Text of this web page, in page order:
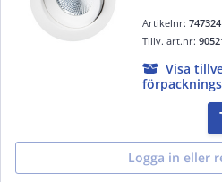
Artikelnr:
Tillv. art.nr:
Visa
Logga in eller